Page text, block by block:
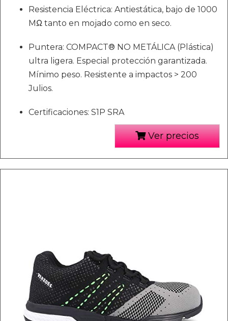
Resistencia Eléctrica: Antiestática, bajo de 1000
MΩ tanto en mojado como en seco.
Puntera: COMPACT® NO METÁLICA (Plástica)
ultra ligera. Especial protección garantizada.
Mínimo peso. Resistente a impactos > 200
Julios.
Certificaciones: S1P SRA
Ver precios